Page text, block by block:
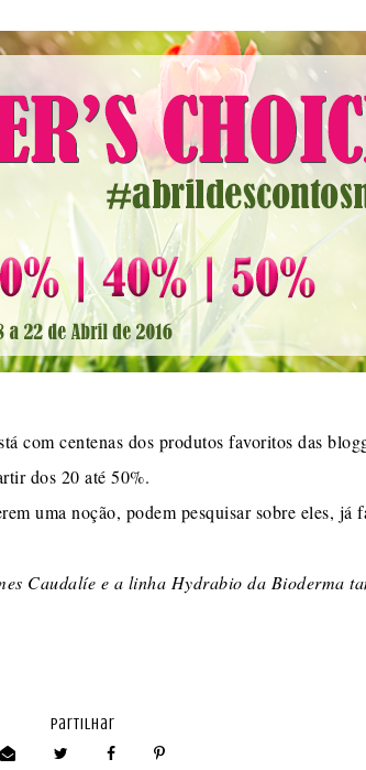
com centenas dos produtos favoritos das
dos 20 até 50%.
uma noção, podem pesquisar sobre eles, já
Caudalíe e a linha Hydrabio da Bioderma
partilhar